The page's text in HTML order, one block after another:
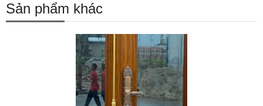
Sản phẩm khác